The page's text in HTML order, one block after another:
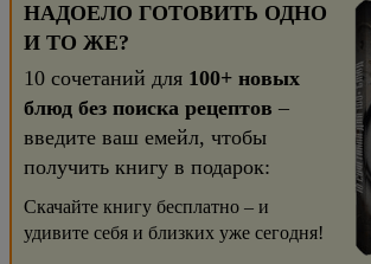
НАДОЕЛО ГОТОВИТЬ ОДНО
И ТО ЖЕ?
10 сочетаний для 100+ новых
блюд без поиска рецептов –
введите ваш емейл, чтобы
получить книгу в подарок:
Скачайте книгу бесплатно – и
удивите себя и близких уже сегодня!